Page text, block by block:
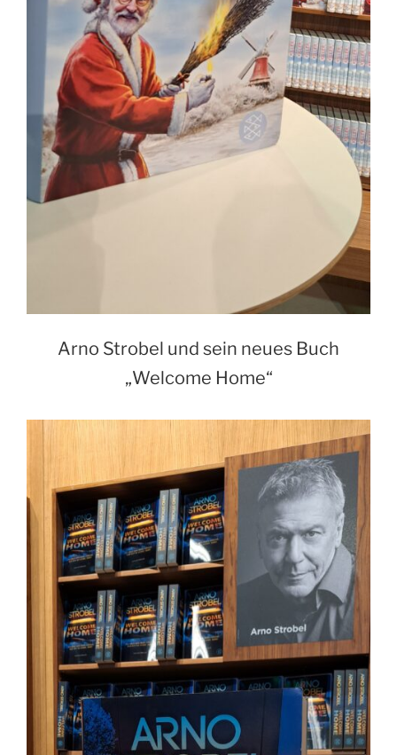
Arno Strobel und sein neues Buch
„Welcome Home“